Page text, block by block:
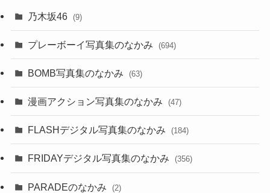
乃木坂46 (9)
プレーボーイ写真集のなかみ (694)
BOMB写真集のなかみ (63)
漫画アクション写真集のなかみ (47)
FLASHデジタル写真集のなかみ (184)
FRIDAYデジタル写真集のなかみ (356)
PARADEのなかみ (2)